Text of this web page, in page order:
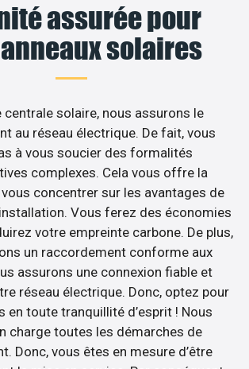
assurée pour
solaires
centrale solaire, nous assurons le
au réseau électrique. De fait, vous
à vous soucier des formalités
complexes. Cela vous offre la
concentrer sur les avantages de
Vous ferez des économies
votre empreinte carbone. De plus,
un raccordement conforme aux
assurons une connexion fiable et
réseau électrique. Donc, optez pour
en toute tranquillité d’esprit ! Nous
charge toutes les démarches de
Donc, vous êtes en mesure d’être